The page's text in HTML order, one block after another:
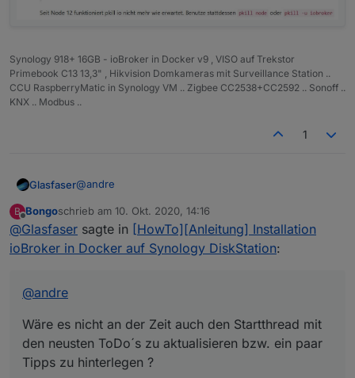
mühsam, aber das ist eben so!
Damit andere wissen was du meinst :
In User Einstellung aktivieren :
de/dsm/app_packages/Docker
Öffne den Bereich "Registrierung" in der Docker-
Oberfläche auf des Synology DiskStation und gebe in
das Suchfeld "iobroker" ein. Markiere das Image
"buanet/iobroker" und klicke auf dne Downloas-Button.
Schritt 2: Container aus Image erstellen
Öffne den Bereich "Abbild" in der Docker-Oberfläche.
den Starten-Button.
Synology 918+ 16GB - ioBroker in Docker v9 , VISO auf Trekstor
Primebook C13 13,3" , Hikvision Domkameras mit Surveillance Station ..
CCU RaspberryMatic in Synology VM .. Zigbee CC2538+CC2592 .. Sonoff ..
KNX .. Modbus ..
1
Glasfaser@andre
Wäre es nicht an der Zeit auch den Startthread mit
den neusten ToDo´s zu aktualisieren bzw. ein paar
kleine Tipps zu hinterlegen ?
.... denn welcher Newbie ließt sich hierüber >2100
durch , was sich verändert hat .
B
Offline
Bongoschrieb am 10. Okt. 2020, 14:16
zuletzt editiert von
@Glasfaser sagte in [HowTo][Anleitung] Installation
ioBroker in Docker auf Synology DiskStation:
@andre
Wäre es nicht an der Zeit auch den Startthread mit
den neusten ToDo´s zu aktualisieren bzw. ein paar
Tipps zu hinterlegen ?